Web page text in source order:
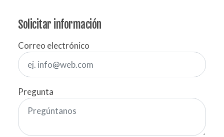
Solicitar información
Correo electrónico
Pregunta